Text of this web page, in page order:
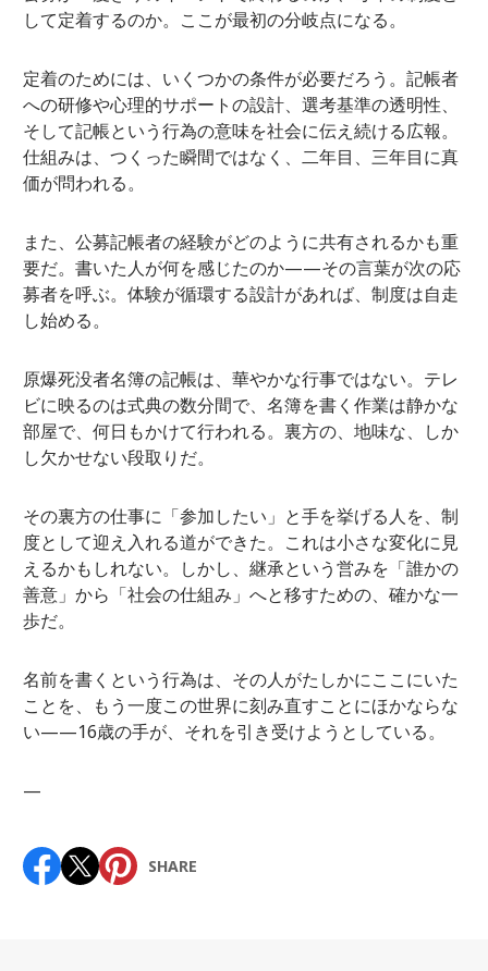
して定着するのか。ここが最初の分岐点になる。
定着のためには、いくつかの条件が必要だろう。記帳者
への研修や心理的サポートの設計、選考基準の透明性、
そして記帳という行為の意味を社会に伝え続ける広報。
仕組みは、つくった瞬間ではなく、二年目、三年目に真
価が問われる。
また、公募記帳者の経験がどのように共有されるかも重
要だ。書いた人が何を感じたのか——その言葉が次の応
募者を呼ぶ。体験が循環する設計があれば、制度は自走
し始める。
原爆死没者名簿の記帳は、華やかな行事ではない。テレ
ビに映るのは式典の数分間で、名簿を書く作業は静かな
部屋で、何日もかけて行われる。裏方の、地味な、しか
し欠かせない段取りだ。
その裏方の仕事に「参加したい」と手を挙げる人を、制
度として迎え入れる道ができた。これは小さな変化に見
えるかもしれない。しかし、継承という営みを「誰かの
善意」から「社会の仕組み」へと移すための、確かな一
歩だ。
名前を書くという行為は、その人がたしかにここにいた
ことを、もう一度この世界に刻み直すことにほかならな
い——16歳の手が、それを引き受けようとしている。
—
SHARE